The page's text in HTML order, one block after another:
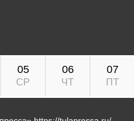
05
СР
06
ЧТ
07
ПТ